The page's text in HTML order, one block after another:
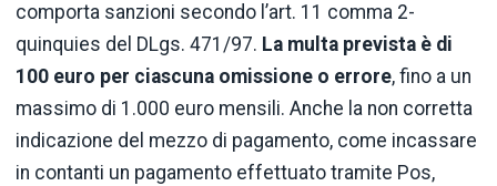
comporta sanzioni secondo l’art. 11 comma 2-
quinquies del DLgs. 471/97. La multa prevista è di
100 euro per ciascuna omissione o errore, fino a un
massimo di 1.000 euro mensili. Anche la non corretta
indicazione del mezzo di pagamento, come incassare
in contanti un pagamento effettuato tramite Pos,